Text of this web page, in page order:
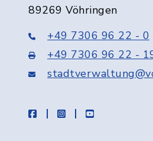
89269 Vöhringen
+49 7306 96 22 - 0
+49 7306 96 22 -
facebookinstagramyoutube